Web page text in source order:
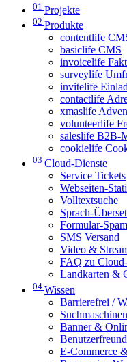
01 Projekte
02 Produkte
contentlife
basiclife CMS
invoicelife
surveylife
invitelife
contactlife
xmaslife
volunteerlife
saleslife B2B-
cookielife
03 Cloud-Dienste
Service Tickets
Webseiten-
Volltextsuche
Sprach-
Formular-
SMS Versand
Video &
FAQ zu
Landkarten &
04 Wissen
Barrierefrei /
Banner &
E-Commerce